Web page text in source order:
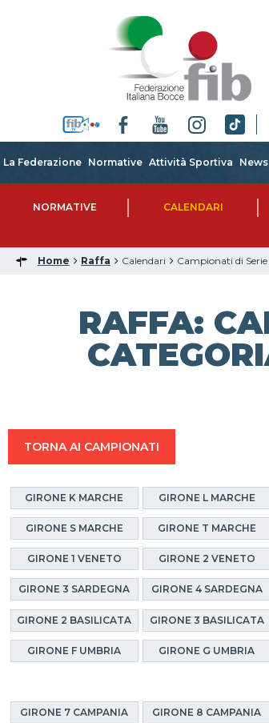
La Federazione Normative Attività Sportiva News
NORMATIVE CALENDARI
Home Raffa Calendari Campionati di Serie
RAFFA:
TORNA AI CAMPIONATI
GIRONE K MARCHE GIRONE L MARCHE
GIRONE S MARCHE GIRONE T MARCHE
GIRONE 1 VENETO GIRONE 2 VENETO
GIRONE 3 SARDEGNA GIRONE 4 SARDEGNA
GIRONE 2 BASILICATA GIRONE 3 BASILICATA
GIRONE F UMBRIA GIRONE G UMBRIA
GIRONE 7 CAMPANIA GIRONE 8 CAMPANIA